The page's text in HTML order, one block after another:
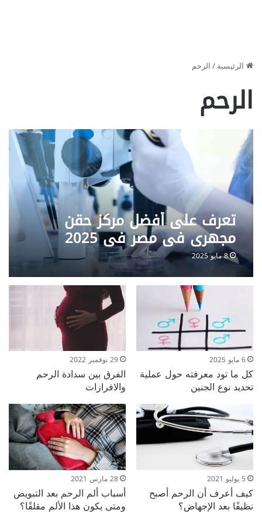
الرئيسية/الرحم
الرحم
تعرف على أفضل مركز حقن
مجهري في مصر في 2025
8 مايو 2025
6 مايو 2025
كل ما تود معرفته حول عملية
تحديد نوع الجنين
29 نوفمبر 2022
الفرق بين سدادة الرحم
والافرازات
5 يوليو 2021
كيف أعرف أن الرحم أصبح
نظيفًا بعد الإجهاض؟
28 مارس 2021
أسباب ألم الرحم بعد التبويض
ومتى يكون هذا الألم مقلقًا؟